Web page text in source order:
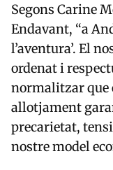
Segons Carine
Endavant, “a
l’aventura’. El
ordenat i
normalitzar que
allotjament
precarietat,
nostre model